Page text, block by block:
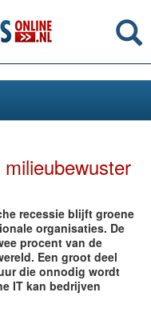
recessie blijft groene
organisaties. De
procent van de
Een groot deel
die onnodig wordt
IT kan bedrijven